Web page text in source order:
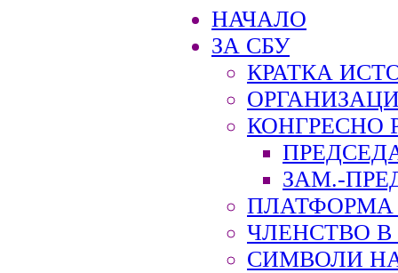
НАЧАЛО
ЗА СБУ
КРАТКА
КОНГРЕСНО
ЗАМ.-
ПЛАТФОРМА
ЧЛЕНСТВО В
СИМВОЛИ